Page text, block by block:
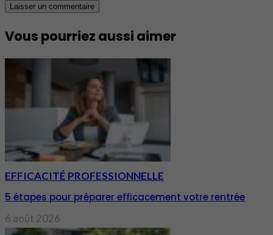
Vous pourriez aussi aimer
EFFICACITÉ PROFESSIONNELLE
5 étapes pour préparer efficacement votre rentrée
6 août 2026